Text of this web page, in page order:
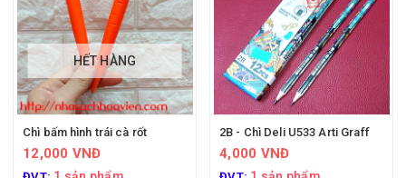
HẾT HÀNG
Chì bấm hình trái cà rốt
12,000 VNĐ
2B - Chì Deli U533 Arti Graff
4,000 VNĐ